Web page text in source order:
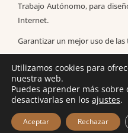
Trabajo Autónomo, para
Internet.
Garantizar un mejor uso de
© 2023 PEPITINA
Design &
Utilizamos cookies para
nuestra web.
Puedes aprender más
desactivarlas en los ajustes.
Aceptar Rechazar